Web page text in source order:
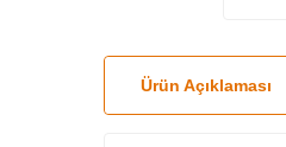
Ürün Açıklaması